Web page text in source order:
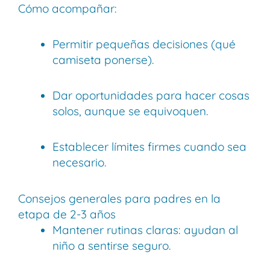
Cómo acompañar:
Permitir pequeñas decisiones (qué
camiseta ponerse).
Dar oportunidades para hacer cosas
solos, aunque se equivoquen.
Establecer límites firmes cuando sea
necesario.
Consejos generales para padres en la
etapa de 2-3 años
Mantener rutinas claras: ayudan al
niño a sentirse seguro.